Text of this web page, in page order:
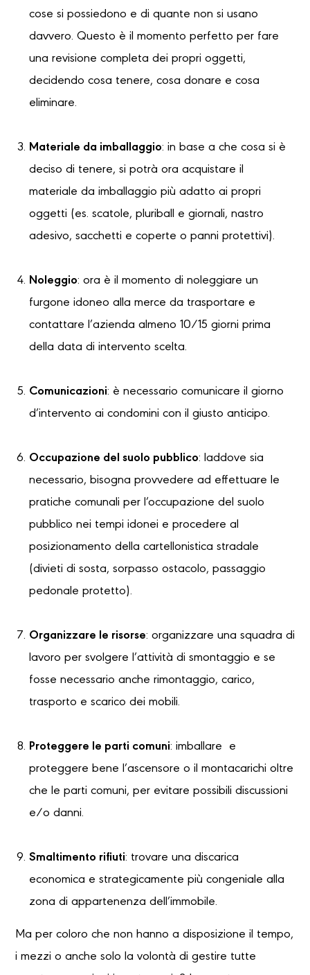
cose si possiedono e di quante non si usano
davvero. Questo è il momento perfetto per fare
una revisione completa dei propri oggetti,
decidendo cosa tenere, cosa donare e cosa
eliminare.
Materiale da imballaggio: in base a che cosa si è
deciso di tenere, si potrà ora acquistare il
materiale da imballaggio più adatto ai propri
oggetti (es. scatole, pluriball e giornali, nastro
adesivo, sacchetti e coperte o panni protettivi).
Noleggio: ora è il momento di noleggiare un
furgone idoneo alla merce da trasportare e
contattare l’azienda almeno 10/15 giorni prima
della data di intervento scelta.
Comunicazioni: è necessario comunicare il giorno
d’intervento ai condomini con il giusto anticipo.
Occupazione del suolo pubblico: laddove sia
necessario, bisogna provvedere ad effettuare le
pratiche comunali per l’occupazione del suolo
pubblico nei tempi idonei e procedere al
posizionamento della cartellonistica stradale
(divieti di sosta, sorpasso ostacolo, passaggio
pedonale protetto).
Organizzare le risorse: organizzare una squadra di
lavoro per svolgere l’attività di smontaggio e se
fosse necessario anche rimontaggio, carico,
trasporto e scarico dei mobili.
Proteggere le parti comuni: imballare e
proteggere bene l’ascensore o il montacarichi oltre
che le parti comuni, per evitare possibili discussioni
e/o danni.
Smaltimento rifiuti: trovare una discarica
economica e strategicamente più congeniale alla
zona di appartenenza dell’immobile.
Ma per coloro che non hanno a disposizione il tempo,
i mezzi o anche solo la volontà di gestire tutte